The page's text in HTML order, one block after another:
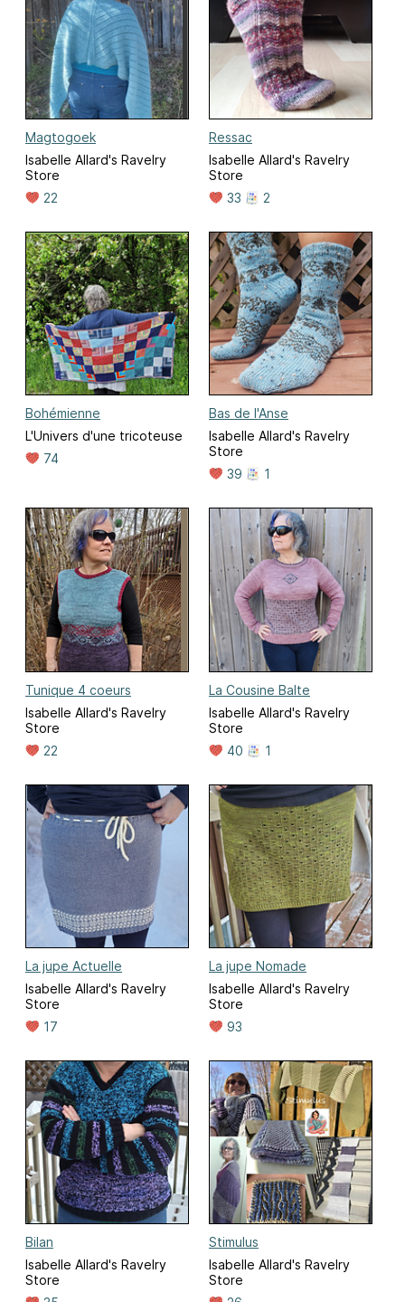
Magtogoek
Isabelle Allard's Ravelry
Store
22
Ressac
Isabelle Allard's Ravelry
Store
33
2
Bohémienne
L'Univers d'une tricoteuse
74
Bas de l'Anse
Isabelle Allard's Ravelry
Store
39
1
Tunique 4 coeurs
Isabelle Allard's Ravelry
Store
22
La Cousine Balte
Isabelle Allard's Ravelry
Store
40
1
La jupe Actuelle
Isabelle Allard's Ravelry
Store
17
La jupe Nomade
Isabelle Allard's Ravelry
Store
93
Bilan
Isabelle Allard's Ravelry
Store
Stimulus
Isabelle Allard's Ravelry
Store